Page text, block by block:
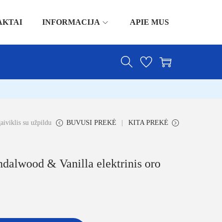
INFORMACIJA APIE MUS
su užpildu BUVUSI PREKĖ KITA PREKĖ
& Vanilla elektrinis oro